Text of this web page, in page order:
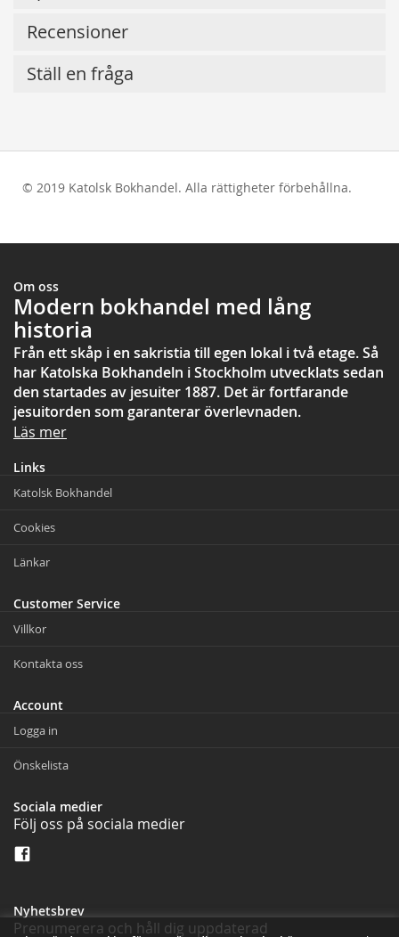
Recensioner
Ställ en fråga
© 2019 Katolsk Bokhandel. Alla rättigheter förbehållna.
Om oss
Modern bokhandel med lång
historia
Från ett skåp i en sakristia till egen lokal i två etage. Så
har Katolska Bokhandeln i Stockholm utvecklats sedan
den startades av jesuiter 1887. Det är fortfarande
jesuitorden som garanterar överlevnaden.
Läs mer
Links
Katolsk Bokhandel
Cookies
Länkar
Customer Service
Villkor
Kontakta oss
Account
Logga in
Önskelista
Sociala medier
Följ oss på sociala medier
Nyhetsbrev
Prenumerera och håll dig uppdaterad